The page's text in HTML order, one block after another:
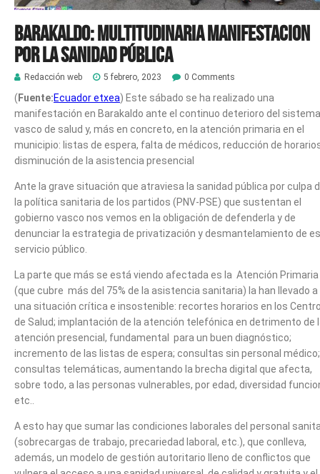
Barakaldo: Multitudinaria manifestacion
por la Sanidad Pública
Redacción web 5 febrero, 2023 0 Comments
( Fuente:Ecuador etxea) Este sábado se ha realizado una
manifestación en Barakaldo ante el continuo deterioro del sistema
vasco de salud y, más en concreto, en la atención primaria en el
municipio: listas de espera, falta de médicos, reducción de
disminución de la asistencia presencial
Ante la grave situación que atraviesa la sanidad pública por culpa
la política sanitaria de los partidos (PNV-PSE) que sustentan el
gobierno vasco nos vemos en la obligación de defenderla y de
denunciar la estrategia de privatización y desmantelamiento de
servicio público.
La parte que más se está viendo afectada es la Atención Primaria
(que cubre más del 75% de la asistencia sanitaria) la han llevado a
una situación crítica e insostenible: recortes horarios en los
de Salud; implantación de la atención telefónica en detrimento de
atención presencial, fundamental para un buen diagnóstico;
incremento de las listas de espera; consultas sin personal médico;
consultas telemáticas, aumentando la brecha digital que afecta,
sobre todo, a las personas vulnerables, por edad, diversidad
etc..
A esto hay que sumar las condiciones laborales del personal
(sobrecargas de trabajo, precariedad laboral, etc.), que conlleva,
además, un modelo de gestión autoritario lleno de conflictos que